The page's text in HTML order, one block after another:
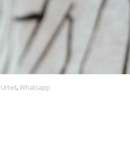
Urteil,Whatsapp